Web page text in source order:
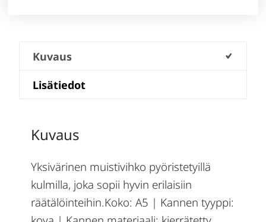
Kuvaus
Lisätiedot
Kuvaus
Yksivärinen muistivihko pyöristetyillä
kulmilla, joka sopii hyvin erilaisiin
räätälöinteihin.Koko: A5 | Kannen tyyppi: